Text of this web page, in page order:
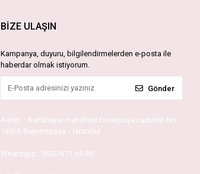
BİZE ULAŞIN
Kampanya, duyuru, bilgilendirmelerden e-posta ile
haberdar olmak istiyorum.
Gönder
Adres : Kartaltepe mahallesi Enverpaşa caddesi No
130/A Bayrampaşa / İstanbul
Whatsapp : 0530 671 65 99